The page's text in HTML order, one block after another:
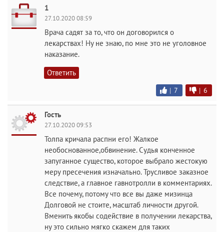
1
27.10.2020 08:59
Врача садят за то, что он договорился о
лекарствах! Ну не знаю, по мне это не уголовное
наказание.
Ответить
| 7 | 6
Гость
27.10.2020 09:53
Толпа кричала распни его! Жалкое
необоснованное,обвинение. Судья конченное
запуганное существо, которое выбрало жестокую
меру пресечения изначально. Трусливое заказное
следствие, а главное гавнотролли в комментариях.
Все почему, потому что все вы даже мизинца
Долговой не стоите, масштаб личности другой.
Вменить якобы содействие в получении лекарства,
ну это сильно мягко скажем для таких